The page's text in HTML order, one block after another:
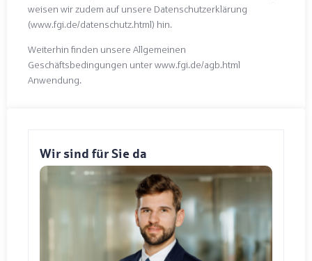
weisen wir zudem auf unsere Datenschutzerklärung
(www.fgi.de/datenschutz.html) hin.
Weiterhin finden unsere Allgemeinen
Geschäftsbedingungen unter www.fgi.de/agb.html
Anwendung.
Wir sind für Sie da